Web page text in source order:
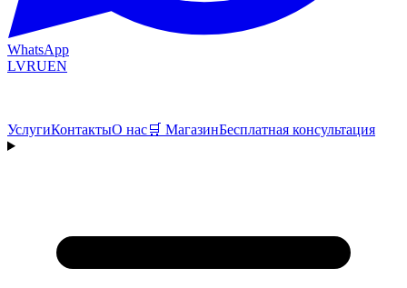
WhatsApp
LVRUEN
УслугиКонтактыО нас🛒 МагазинБесплатная консультация